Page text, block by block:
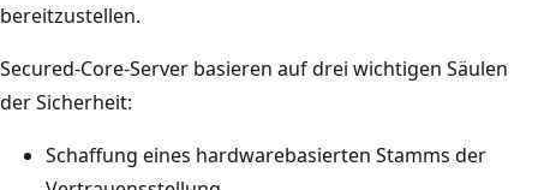
bereitzustellen.
Secured-Core-Server basieren auf drei wichtigen Säulen
der Sicherheit:
Schaffung eines hardwarebasierten Stamms der